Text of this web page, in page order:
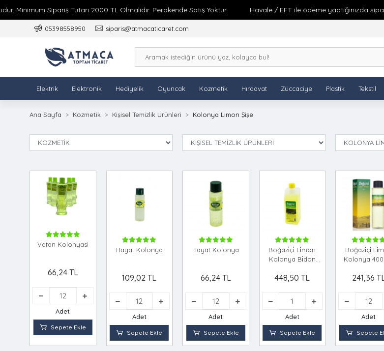
Minimum Sipariş Tutarı 2000 TL Olmalıdır. Perakende Satış Yoktur. Havale / EFT ile ödeme yaptığınızda
05398558950 siparis@atmacaticaret.com
Elektrik Elektronik Hediyelik Oyuncak Kozmetik Hırdavat Züccaciye Plastik Tekstil
Ana Sayfa Kozmetik Kişisel Temizlik Ürünleri Kolonya Limon Şişe
Vatan Kolonyasi
66,24 TL
Adet
Sepete Ekle
Hayat Kolonya
109,02 TL
Adet
Sepete Ekle
Hayat Kolonya
66,24 TL
Adet
Sepete Ekle
Boğazi̇çi̇ Li̇mon
Kolonya Bi̇don
448,50 TL
Adet
Sepete Ekle
Boğazi̇çi̇
Kolonya 400
241,36
Adet
Sepete